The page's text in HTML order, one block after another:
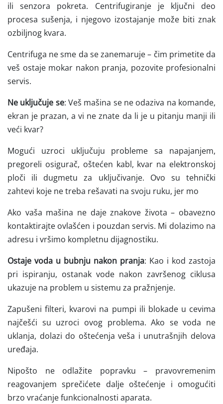
ili senzora pokreta. Centrifugiranje je ključni deo
procesa sušenja, i njegovo izostajanje može biti znak
ozbiljnog kvara.
Centrifuga ne sme da se zanemaruje – čim primetite da
veš ostaje mokar nakon pranja, pozovite profesionalni
servis.
Ne uključuje se: Veš mašina se ne odaziva na komande,
ekran je prazan, a vi ne znate da li je u pitanju manji ili
veći kvar?
Mogući uzroci uključuju probleme sa napajanjem,
pregoreli osigurač, oštećen kabl, kvar na elektronskoj
ploči ili dugmetu za uključivanje. Ovo su tehnički
zahtevi koje ne treba rešavati na svoju ruku, jer mo
Ako vaša mašina ne daje znakove života – obavezno
kontaktirajte ovlašćen i pouzdan servis. Mi dolazimo na
adresu i vršimo kompletnu dijagnostiku.
Ostaje voda u bubnju nakon pranja: Kao i kod zastoja
pri ispiranju, ostanak vode nakon završenog ciklusa
ukazuje na problem u sistemu za pražnjenje.
Zapušeni filteri, kvarovi na pumpi ili blokade u cevima
najčešći su uzroci ovog problema. Ako se voda ne
uklanja, dolazi do oštećenja veša i unutrašnjih delova
uređaja.
Nipošto ne odlažite popravku – pravovremenim
reagovanjem sprečićete dalje oštećenje i omogućiti
brzo vraćanje funkcionalnosti aparata.